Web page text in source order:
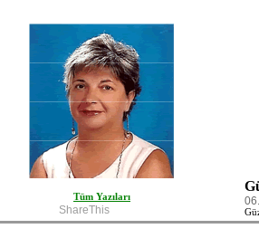
Tüm Yazıları
ShareThis